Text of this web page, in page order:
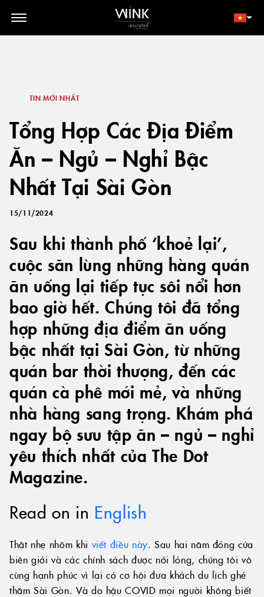
// toolbar-mobile position-fixed bottom-0 left-0 z-30 w-full
d-block d-lg-none
TIN MỚI NHẤT
Tổng Hợp Các Địa Điểm
Ăn – Ngủ – Nghỉ Bậc
Nhất Tại Sài Gòn
15/11/2024
Sau khi thành phố ‘khoẻ lại’,
cuộc săn lùng những hàng quán
ăn uống lại tiếp tục sôi nổi hơn
bao giờ hết. Chúng tôi đã tổng
hợp những địa điểm ăn uống
bậc nhất tại Sài Gòn, từ những
quán bar thời thượng, đến các
quán cà phê mới mẻ, và những
nhà hàng sang trọng. Khám phá
ngay bộ sưu tập ăn – ngủ – nghỉ
yêu thích nhất của The Dot
Magazine.
Read on in English
Thật nhẹ nhõm khi viết điều này. Sau hai năm đóng cửa
biên giới và các chính sách được nới lỏng, chúng tôi vô
cùng hạnh phúc vì lại có cơ hội đưa khách du lịch ghé
thăm Sài Gòn. Và do hậu COVID mọi người không biết